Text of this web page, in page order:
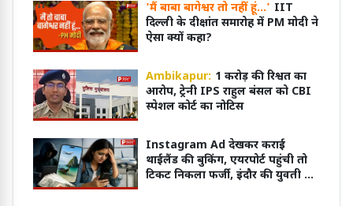
'मैं बाबा बागेश्वर तो नहीं हूं...' IIT
दिल्ली के दीक्षांत समारोह में PM मोदी ने
ऐसा क्यों कहा?
Ambikapur: 1 करोड़ की रिश्वत का
आरोप, ट्रेनी IPS राहुल बंसल को CBI
स्पेशल कोर्ट का नोटिस
Instagram Ad देखकर कराई
थाईलैंड की बुकिंग, एयरपोर्ट पहुंची तो
टिकट निकला फर्जी, इंदौर की युवती से